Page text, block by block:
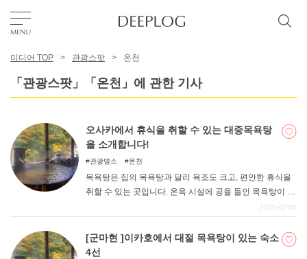
에리어
한국어
미디어 TOP 관광스팟 온천
「관광스팟」「온천」에 관한 기사
오사카에서 휴식을 취할 수 있는 대중목욕탕
을 소개합니다!
관광명소 온천
목욕탕은 집의 목욕탕과 달리 욕조도 크고, 편안한 휴식을
취할 수 있는 곳입니다. 온욕 시설에 공을 들인 목욕탕이 전
국 각지에 속속 생겨나고 있다. 이번 기사에서는 오사카부
2025-02-05
[군마현 ]이카호에서 대절 목욕탕이 있는 숙소
4선